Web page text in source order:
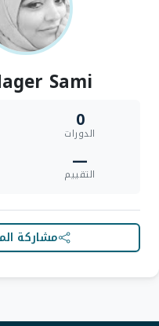
Sami
0
الدورات
—
التقييم
مشاركة